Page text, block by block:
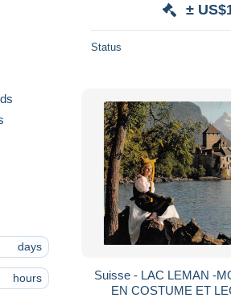
days
hours
±
Status
Suisse - LAC LEMAN -
EN COSTUME ET